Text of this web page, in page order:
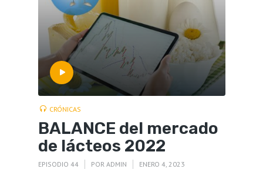
CRÓNICAS
BALANCE del mercado
de lácteos 2022
EPISODIO 44 POR ADMIN ENERO 4, 2023